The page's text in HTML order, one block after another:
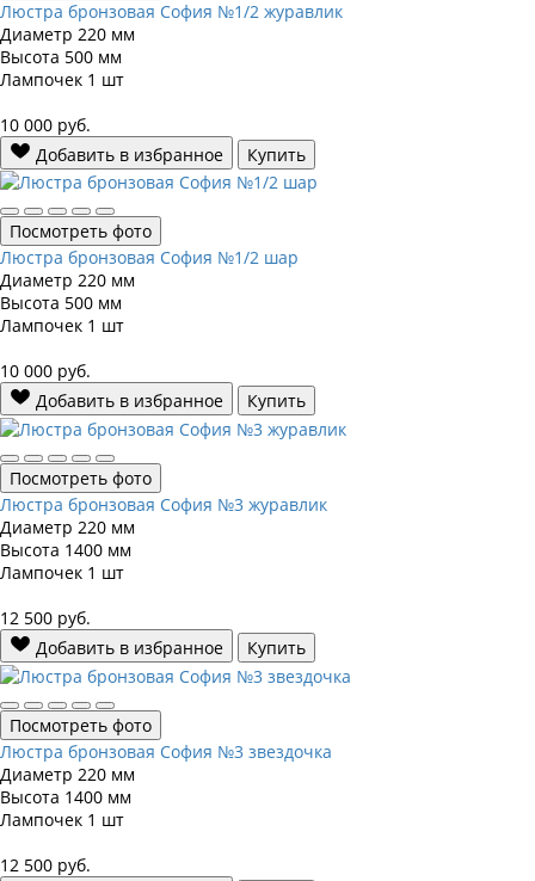
Люстра бронзовая София №1/2 журавлик
Диаметр 220 мм
Высота 500 мм
Лампочек 1 шт
10 000 руб.
Добавить в избранное
Купить
Посмотреть фото
Люстра бронзовая София №1/2 шар
Диаметр 220 мм
Высота 500 мм
Лампочек 1 шт
10 000 руб.
Добавить в избранное
Купить
Посмотреть фото
Люстра бронзовая София №3 журавлик
Диаметр 220 мм
Высота 1400 мм
Лампочек 1 шт
12 500 руб.
Добавить в избранное
Купить
Посмотреть фото
Люстра бронзовая София №3 звездочка
Диаметр 220 мм
Высота 1400 мм
Лампочек 1 шт
12 500 руб.